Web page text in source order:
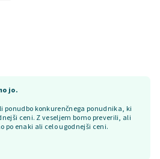
jo.
ponudbo konkurenčnega ponudnika, ki
ceni. Z veseljem bomo preverili, ali
po enaki ali celo ugodnejši ceni.